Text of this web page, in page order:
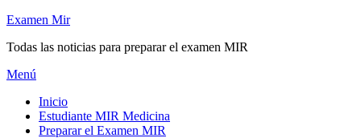
Saltar
contenido
Examen Mir
Todas las noticias para preparar el examen MIR
Menú
Inicio
Estudiante MIR Medicina
Preparar el Examen MIR